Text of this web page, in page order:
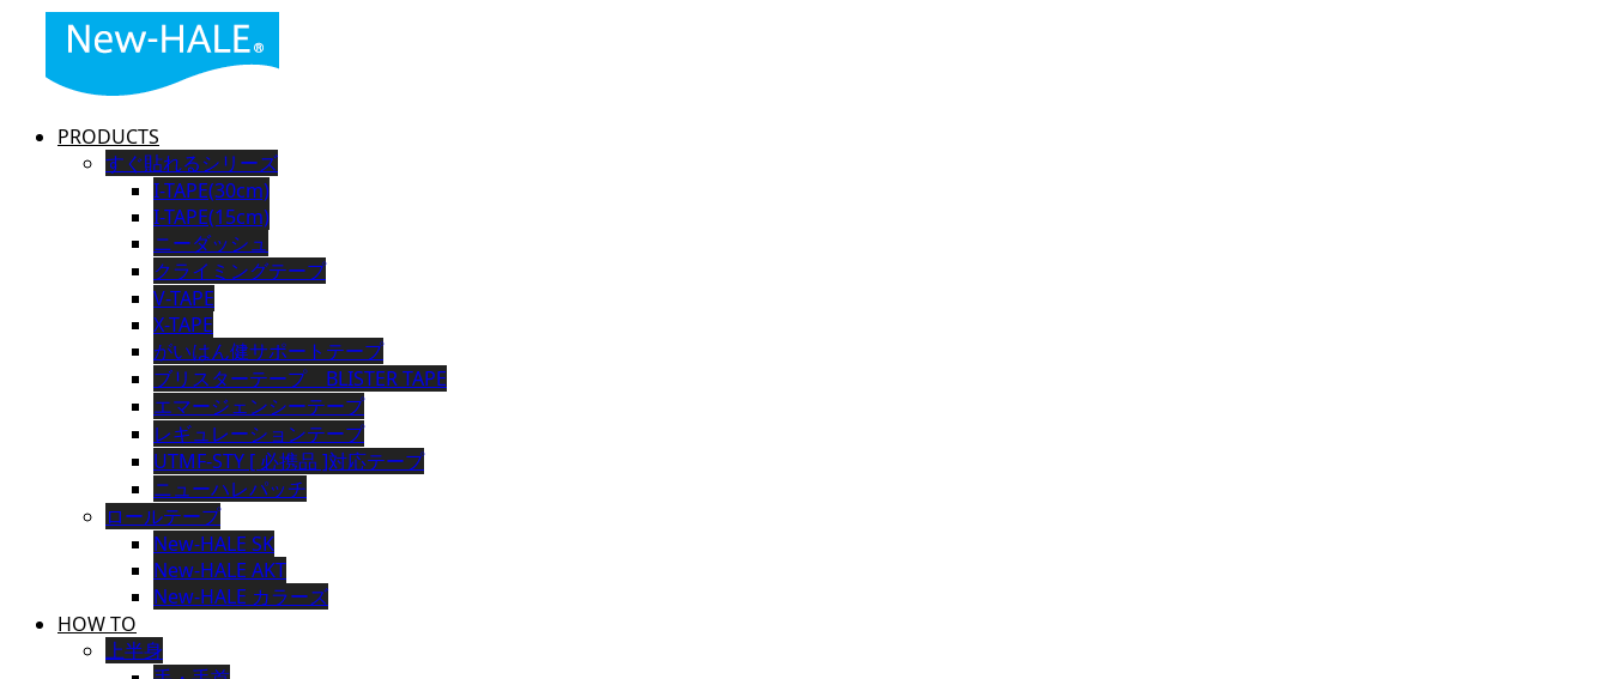
PRODUCTS
すぐ貼れるシリーズ
I-TAPE(30cm)
I-TAPE(15cm)
ニーダッシュ
クライミングテープ
V-TAPE
X-TAPE
がいはん健サポートテープ
ブリスターテープ BLISTER TAPE
エマージェンシーテープ
レギュレーションテープ
UTMF-STY [ 必携品 ]対応テープ
ニューハレパッチ
ロールテープ
New-HALE SK
New-HALE AKT
New-HALE カラーズ
HOW TO
上半身